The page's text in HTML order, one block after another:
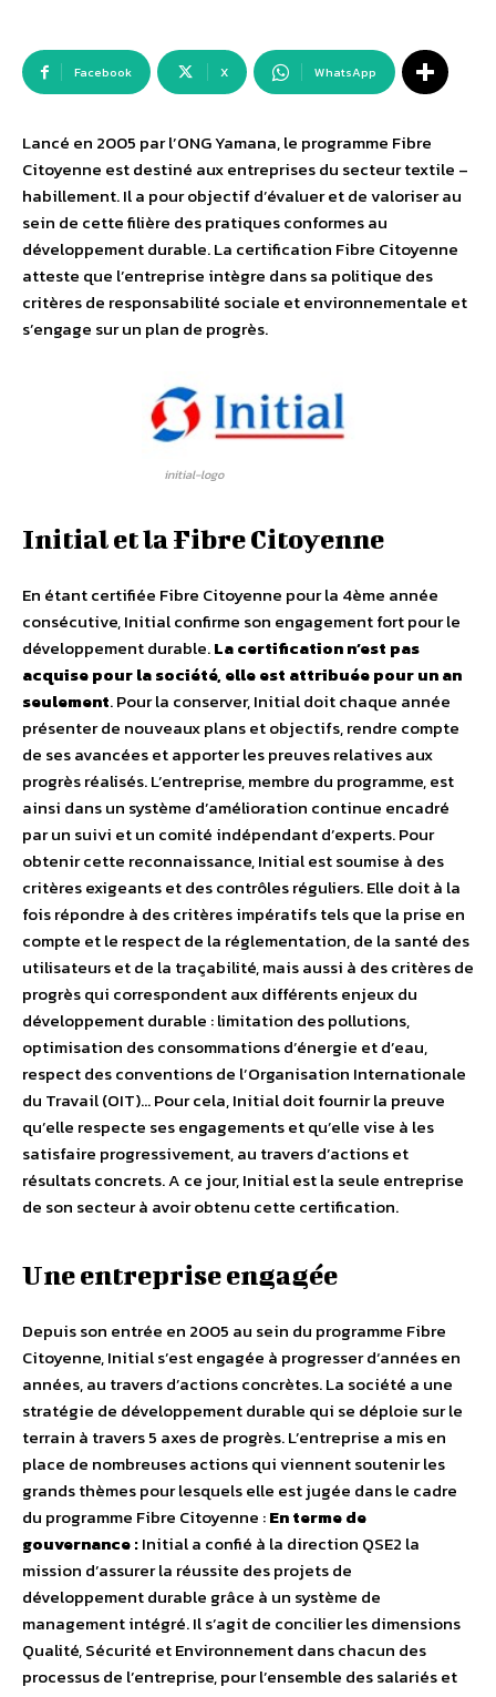
Facebook X WhatsApp
Lancé en 2005 par l’ONG Yamana, le programme Fibre
Citoyenne est destiné aux entreprises du secteur textile –
habillement. Il a pour objectif d’évaluer et de valoriser au
sein de cette filière des pratiques conformes au
développement durable. La certification Fibre Citoyenne
atteste que l’entreprise intègre dans sa politique des
critères de responsabilité sociale et environnementale et
s’engage sur un plan de progrès.
initial-logo
Initial et la Fibre Citoyenne
En étant certifiée Fibre Citoyenne pour la 4ème année
consécutive, Initial confirme son engagement fort pour le
développement durable.La certification n’est pas
acquise pour la société, elle est attribuée pour un an
seulement. Pour la conserver, Initial doit chaque année
présenter de nouveaux plans et objectifs, rendre compte
de ses avancées et apporter les preuves relatives aux
progrès réalisés. L’entreprise, membre du programme, est
ainsi dans un système d’amélioration continue encadré
par un suivi et un comité indépendant d’experts. Pour
obtenir cette reconnaissance, Initial est soumise à des
critères exigeants et des contrôles réguliers. Elle doit à la
fois répondre à des critères impératifs tels que la prise en
compte et le respect de la réglementation, de la santé des
utilisateurs et de la traçabilité, mais aussi à des critères de
progrès qui correspondent aux différents enjeux du
développement durable : limitation des pollutions,
optimisation des consommations d’énergie et d’eau,
respect des conventions de l’Organisation Internationale
du Travail (OIT)… Pour cela, Initial doit fournir la preuve
qu’elle respecte ses engagements et qu’elle vise à les
satisfaire progressivement, au travers d’actions et
résultats concrets. A ce jour, Initial est la seule entreprise
de son secteur à avoir obtenu cette certification.
Une entreprise engagée
Depuis son entrée en 2005 au sein du programme Fibre
Citoyenne, Initial s’est engagée à progresser d‘années en
années, au travers d’actions concrètes. La société a une
stratégie de développement durable qui se déploie sur le
terrain à travers 5 axes de progrès. L’entreprise a mis en
place de nombreuses actions qui viennent soutenir les
grands thèmes pour lesquels elle est jugée dans le cadre
du programme Fibre Citoyenne :En terme de
gouvernance :Initial a confié à la direction QSE2 la
mission d’assurer la réussite des projets de
développement durable grâce à un système de
management intégré. Il s’agit de concilier les dimensions
Qualité, Sécurité et Environnement dans chacun des
processus de l’entreprise, pour l’ensemble des salariés et